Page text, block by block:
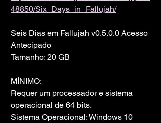
48850/Six_Days_in_Fallujah/
Seis Dias em Fallujah v0.5.0.0 Acesso
Antecipado
Tamanho: 20 GB
MÍNIMO:
Requer um processador e sistema
operacional de 64 bits.
Sistema Operacional: Windows 10